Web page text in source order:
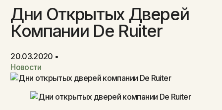
Дни Открытых Дверей
Компании De Ruiter
20.03.2020
Новости